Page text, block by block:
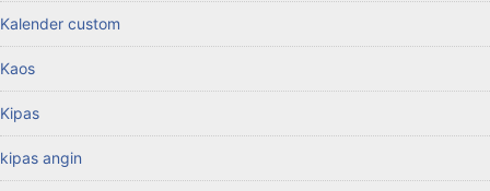
Kalender custom
Kaos
Kipas
kipas angin